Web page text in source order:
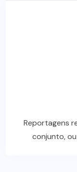
Reportagens
conjunto,